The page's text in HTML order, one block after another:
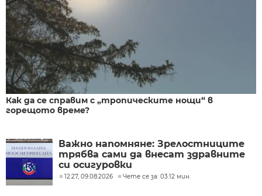
Как да се справим с „тропическите нощи“ в
горещото време?
Важно напомняне: Зрелостниците
трябва сами да внесат здравните
си осигуровки
12:27, 09.08.2026 Чете се за: 03:12 мин.